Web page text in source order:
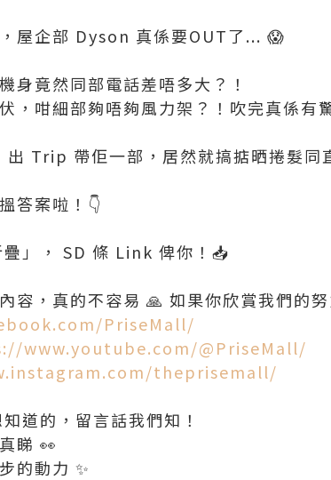
屋企部 Dyson 真係要OUT了... 😱
身竟然同部電話差唔多大？！
，咁細部夠唔夠風力架？！吹完真係有
Trip 帶佢一部，居然就搞掂晒捲髮同
答案啦！👇
」， SD 條 Link 俾你！📥
容，真的不容易 🙏 如果你欣賞我們的
PriseMall/
www.youtube.com/@PriseMall/
theprisemall/
道的，留言話我們知！
睇 👀
的動力 ✨